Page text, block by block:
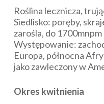
Roślina lecznicza,
Siedlisko: poręby,
zarośla, do 1700mnpm
Występowanie:
Europa, północna
jako zawleczony w
Okres kwitnienia